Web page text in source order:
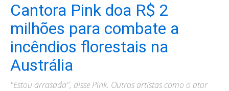
Cantora Pink doa R$ 2
milhões para combate a
incêndios florestais na
Austrália
"Estou arrasada", disse Pink. Outros artistas como o ator